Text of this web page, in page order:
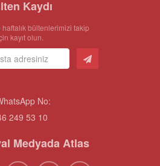
Kaydı
haftalık bültenlerimizi takip
kayıt olun.
No:
249 53 10
Medyada Atlas